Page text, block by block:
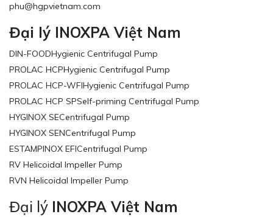
phu@hgpvietnam.com
Đại lý INOXPA Việt Nam
DIN-FOODHygienic Centrifugal Pump
PROLAC HCPHygienic Centrifugal Pump
PROLAC HCP-WFIHygienic Centrifugal Pump
PROLAC HCP SPSelf-priming Centrifugal Pump
HYGINOX SECentrifugal Pump
HYGINOX SENCentrifugal Pump
ESTAMPINOX EFICentrifugal Pump
RV Helicoidal Impeller Pump
RVN Helicoidal Impeller Pump
Đại lý INOXPA Việt Nam